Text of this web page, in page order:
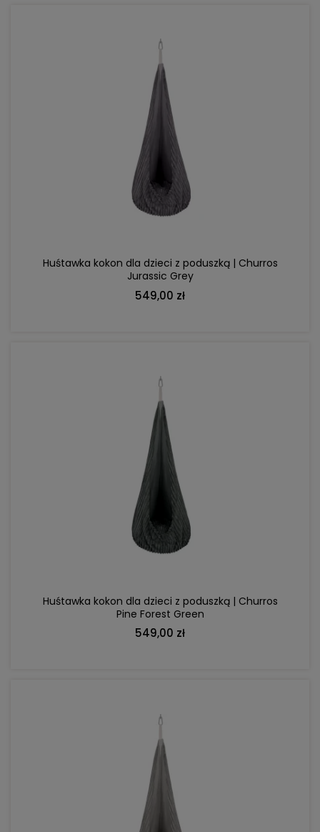
Huśtawka kokon dla dzieci z poduszką | Churros
Jurassic Grey
549,00 zł
DO KOSZYKA
Huśtawka kokon dla dzieci z poduszką | Churros
Pine Forest Green
549,00 zł
DO KOSZYKA